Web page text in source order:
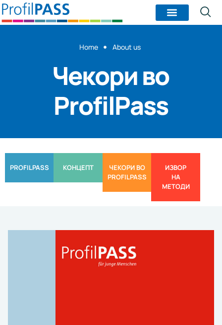
Home About us
Чекори во
ProfilPass
PROFILPASS КОНЦЕПТ
ЧЕКОРИ ВО
PROFILPASS
ИЗВОР
НА
МЕТОДИ